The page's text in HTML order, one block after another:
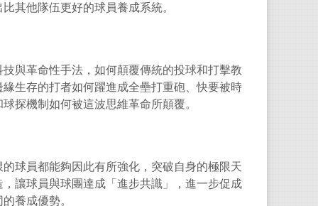
其他隊伍更好的球員養成系統。
與革命性手法，如何顛覆傳統的投球和打擊教
生存的打者如何躍進成全壘打重砲、快要被時
探機制如何被這波思維革命所顛覆。
球員都能夠因此有所強化，突破自身的極限天
讓球員與球團達成「進步共識」，進一步促成
養成優勢。